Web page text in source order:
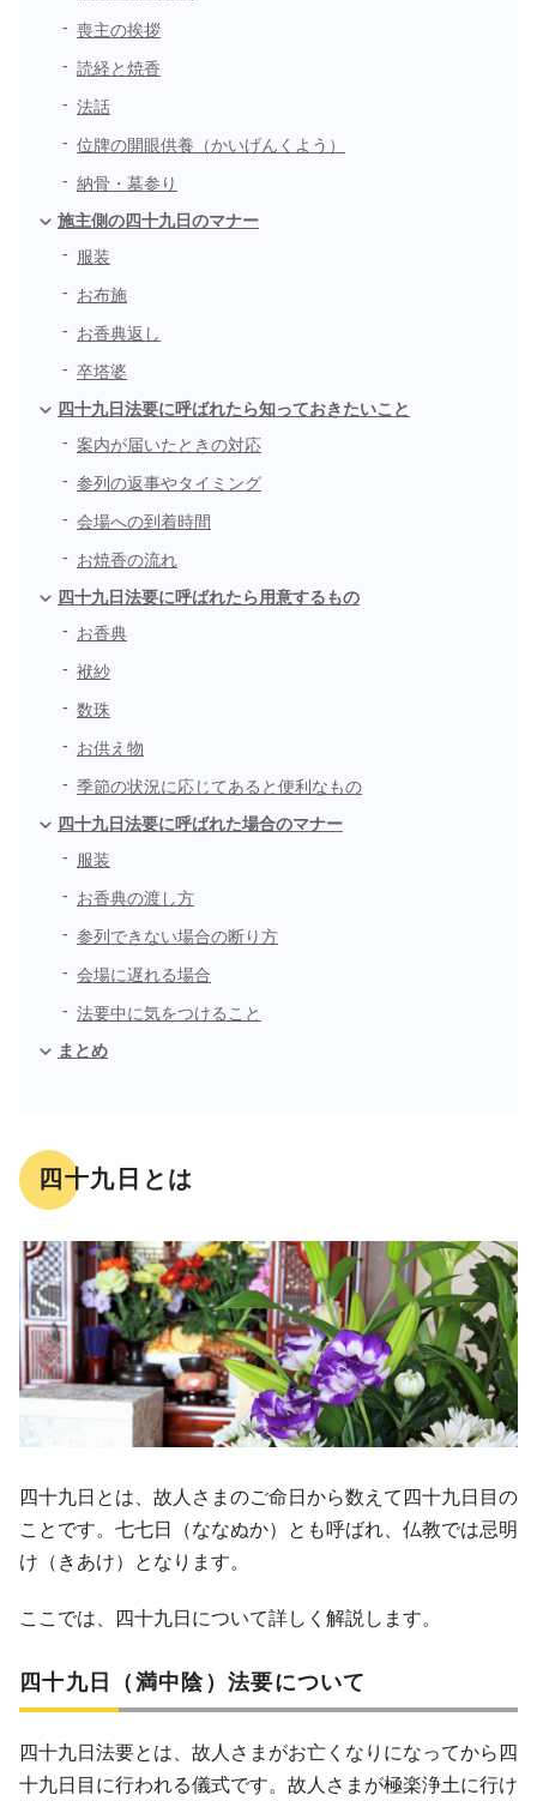
喪主の挨拶
読経と焼香
法話
位牌の開眼供養（かいげんくよう）
納骨・墓参り
施主側の四十九日のマナー
服装
お布施
お香典返し
卒塔婆
四十九日法要に呼ばれたら知っておきたいこと
案内が届いたときの対応
参列の返事やタイミング
会場への到着時間
お焼香の流れ
四十九日法要に呼ばれたら用意するもの
お香典
袱紗
数珠
お供え物
季節の状況に応じてあると便利なもの
四十九日法要に呼ばれた場合のマナー
服装
お香典の渡し方
参列できない場合の断り方
会場に遅れる場合
法要中に気をつけること
まとめ
四十九日とは
四十九日とは、故人さまのご命日から数えて四十九日目の
ことです。七七日（ななぬか）とも呼ばれ、仏教では忌明
け（きあけ）となります。
ここでは、四十九日について詳しく解説します。
四十九日（満中陰）法要について
四十九日法要とは、故人さまがお亡くなりになってから四
十九日目に行われる儀式です。故人さまが極楽浄土に行け